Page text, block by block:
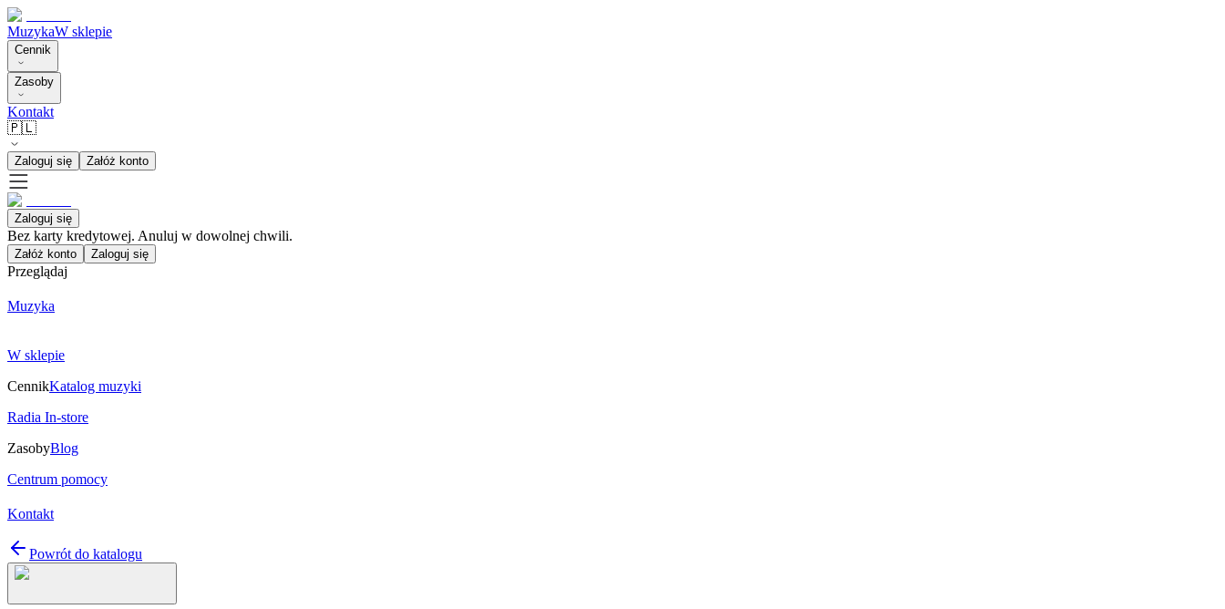
MuzykaW sklepie
Cennik
Zasoby
Kontakt
🇵🇱
Zaloguj się Załóż konto
Zaloguj się
Bez karty kredytowej. Anuluj w dowolnej chwili.
Załóż konto Zaloguj się
Przeglądaj
Muzyka
W sklepie
CennikKatalog muzyki
Radia In-store
ZasobyBlog
Centrum pomocy
Kontakt
Powrót do katalogu